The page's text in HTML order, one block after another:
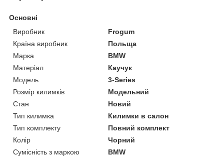
Основні
Виробник
Frogum
Країна виробник
Польща
Марка
BMW
Матеріал
Каучук
Модель
3-Series
Розмір килимків
Модельний
Стан
Новий
Тип килимка
Килимки в салон
Тип комплекту
Повний комплект
Колір
Чорний
Сумісність з маркою
BMW